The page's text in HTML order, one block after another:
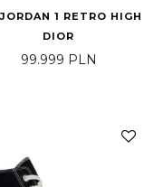
1 RETRO HIGH
DIOR
99.999 PLN